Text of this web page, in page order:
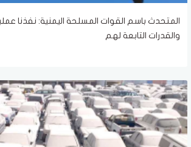
المتحدث باسم القوات المسلحة اليمنية: نفذنا
والقدرات التابعة لهم